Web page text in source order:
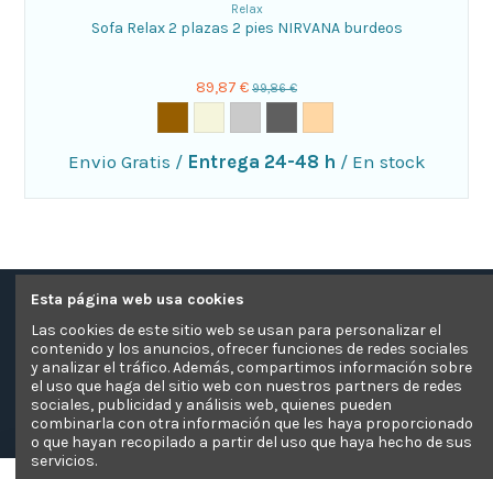
Relax
Sofa Relax 2 plazas 2 pies NIRVANA burdeos
89,87 € 99,86 €
Envio Gratis / Entrega 24-48 h / En stock
Contacte con nosotros
Información
Pagos Seguros
El Sofá Camaleón
Esta página web usa cookies
Las cookies de este sitio web se usan para personalizar el
contenido y los anuncios, ofrecer funciones de redes sociales
y analizar el tráfico. Además, compartimos información sobre
el uso que haga del sitio web con nuestros partners de redes
sociales, publicidad y análisis web, quienes pueden
combinarla con otra información que les haya proporcionado
o que hayan recopilado a partir del uso que haya hecho de sus
servicios.